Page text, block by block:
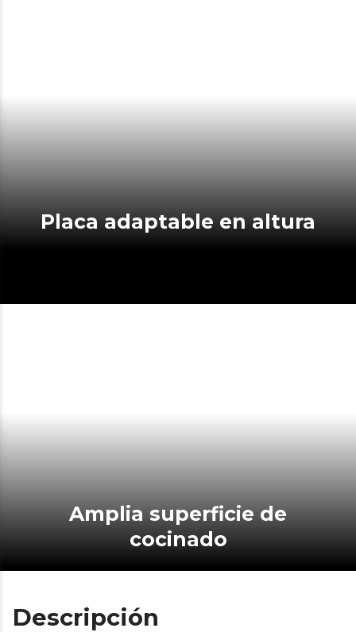
Placa adaptable en altura
Amplia superficie de
cocinado
Descripción